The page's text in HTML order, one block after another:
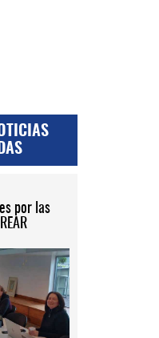
por las